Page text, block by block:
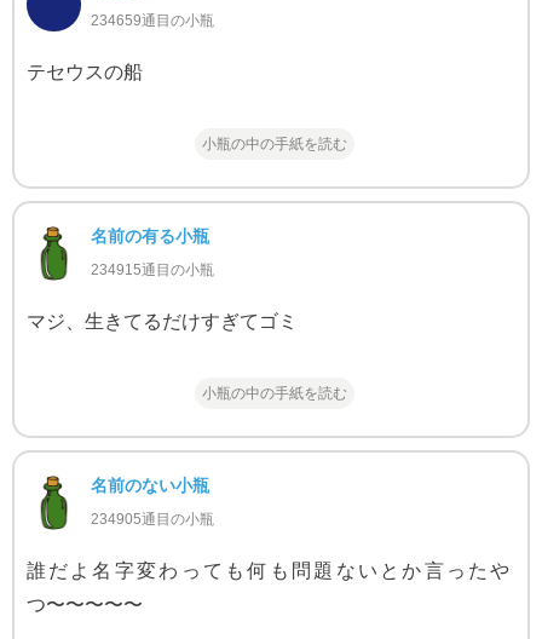
234659通目の小瓶
テセウスの船
小瓶の中の手紙を読む
名前の有る小瓶
234915通目の小瓶
マジ、生きてるだけすぎてゴミ
小瓶の中の手紙を読む
名前のない小瓶
234905通目の小瓶
誰だよ名字変わっても何も問題ないとか言ったや
つ〜〜〜〜〜